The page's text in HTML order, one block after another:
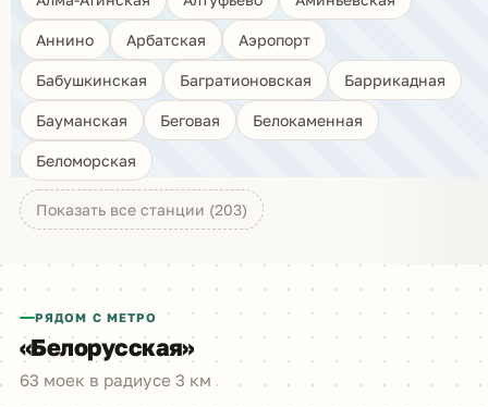
Аннино Арбатская Аэропорт
Бабушкинская Багратионовская Баррикадная
Бауманская Беговая Белокаменная
Беломорская
Показать все станции (203)
РЯДОМ С МЕТРО
«Белорусская»
63 моек в радиусе 3 км